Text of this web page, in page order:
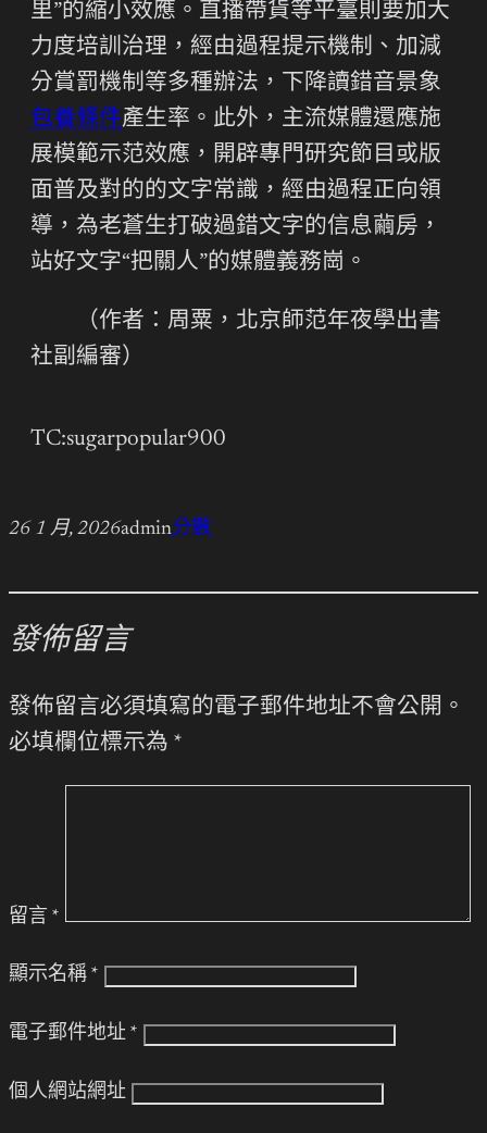
里”的縮小效應。直播帶貨等平臺則要加大
力度培訓治理，經由過程提示機制、加減
分賞罰機制等多種辦法，下降讀錯音景象
包養條件產生率。此外，主流媒體還應施
展模範示范效應，開辟專門研究節目或版
面普及對的的文字常識，經由過程正向領
導，為老蒼生打破過錯文字的信息繭房，
站好文字“把關人”的媒體義務崗。
（作者：周粟，北京師范年夜學出書
社副編審）
TC:sugarpopular900
26 1 月, 2026admin分數
發佈留言
發佈留言必須填寫的電子郵件地址不會公開。
必填欄位標示為 *
留言 *
顯示名稱 *
電子郵件地址 *
個人網站網址